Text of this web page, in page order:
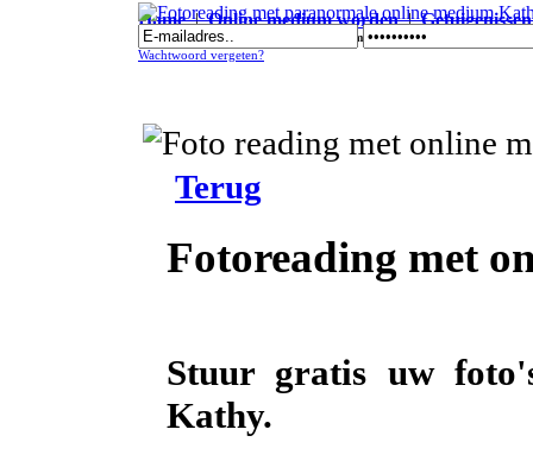
Home|Online medium worden|Getuigenissen
Fotoreading met paranormale online medium Kathy
Wachtwoord vergeten?
Terug
Fotoreading met
Stuur gratis uw
Kathy.